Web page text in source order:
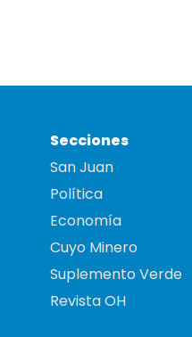
Secciones
San Juan
Política
Economía
Cuyo Minero
Suplemento Verde
Revista OH